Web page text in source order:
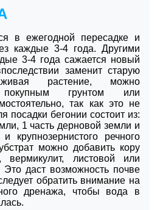
в ежегодной пересадке и
каждые 3-4 года. Другими
3-4 года сажается новый
заменит старую
растение, можно
покупным грунтом или
так как это не
посадки бегонии состоит из:
1 часть дерновой земли и
речного
можно добавить кору
вермикулит, листовой или
Это даст возможность почве
обратить внимание на
дренажа, чтобы вода в